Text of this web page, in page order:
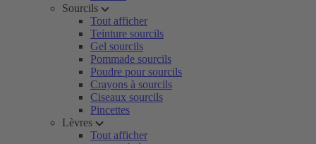
Sourcils
Tout afficher
Teinture sourcils
Gel sourcils
Pommade sourcils
Poudre pour sourcils
Crayons à sourcils
Ciseaux sourcils
Pincettes
Lèvres
Tout afficher